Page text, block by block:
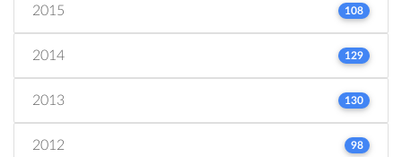
2015 108
2014 129
2013 130
2012 98